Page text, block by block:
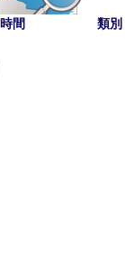
時間 類別